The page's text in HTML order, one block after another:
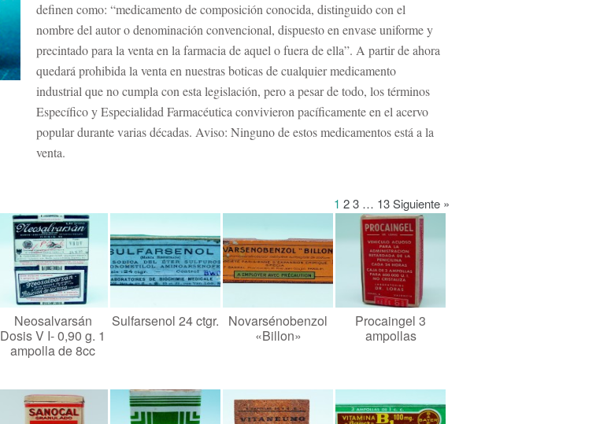
definen como: “medicamento de composición conocida, distinguido con el
nombre del autor o denominación convencional, dispuesto en envase uniforme y
precintado para la venta en la farmacia de aquel o fuera de ella”. A partir de ahora
quedará prohibida la venta en nuestras boticas de cualquier medicamento
industrial que no cumpla con esta legislación, pero a pesar de todo, los términos
Específico y Especialidad Farmacéutica convivieron pacíficamente en el acervo
popular durante varias décadas. Aviso: Ninguno de estos medicamentos está a la
venta.
1 2 3 … 13 Siguiente »
Neosalvarsán
Dosis V I- 0,90 g. 1
ampolla de 8cc
Sulfarsenol 24 ctgr.
Novarsénobenzol
«Billon»
Procaingel 3
ampollas